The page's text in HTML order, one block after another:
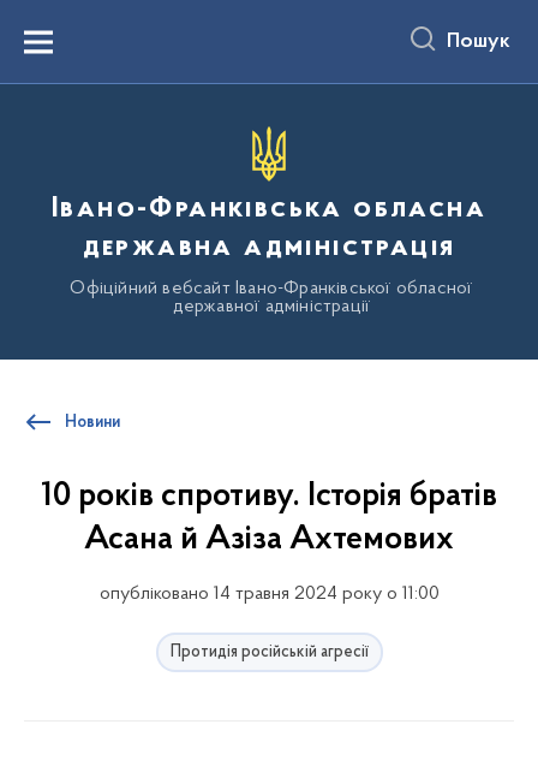
вмістуMenu Пошук
Івано-Франківська обласна
державна адміністрація
Офіційний вебсайт Івано-Франківської обласної
державної адміністрації
Новини
10 років спротиву. Історія братів
Асана й Азіза Ахтемових
опубліковано 14 травня 2024 року о 11:00
Протидія російській агресії